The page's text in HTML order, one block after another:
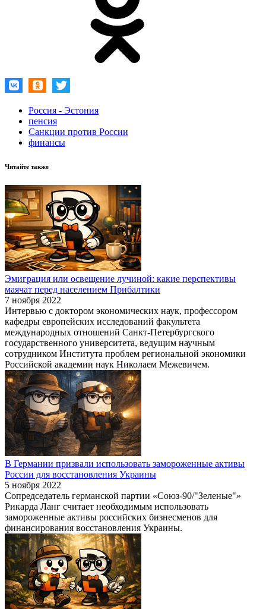
Россия - Эстония
пенсия
Санкции против России
финансы
Читайте также
Эмиграция или освещение лучиной: какие перспективы
маячат перед населением Прибалтики
7 ноября 2022
Интервью с доктором экономических наук, профессором
кафедры европейских исследований факультета
международных отношений Санкт-Петербургского
государственного университета, ведущим научным
сотрудником Института проблем региональной экономики
Российской академии наук Николаем Межевичем.
В Германии призвали использовать замороженные активы
России для восстановления Украины
5 ноября 2022
Сопредседатель германской партии «Союз-90/"Зеленые"»
Рикарда Ланг считает необходимым использовать
замороженные активы российских бизнесменов для
финансирования восстановления Украины.